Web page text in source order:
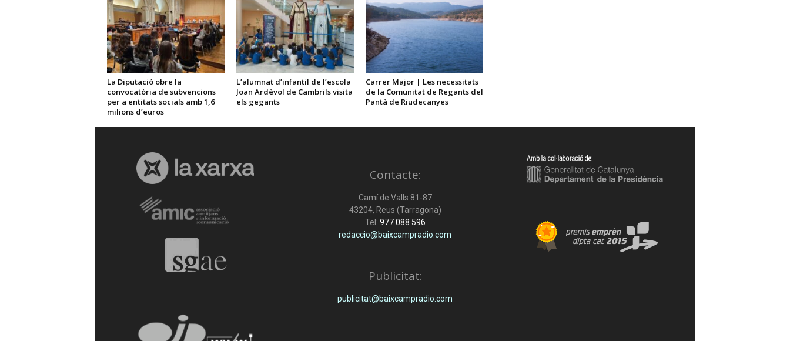
La Diputació obre la
convocatòria de subvencions
per a entitats socials amb 1,6
milions d’euros
L’alumnat d’infantil de l’escola
Joan Ardèvol de Cambrils visita
els gegants
Carrer Major | Les necessitats
de la Comunitat de Regants del
Pantà de Riudecanyes
Contacte:
Camí de Valls 81-87
43204, Reus (Tarragona)
Tel: 977 088 596
redaccio@baixcampradio.com
Publicitat:
publicitat@baixcampradio.com